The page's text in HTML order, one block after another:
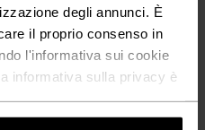
degli annunci. È
il proprio consenso in
l'informativa sui cookie
informativa sulla privacy è
Saldi estivi
% %
T-Shirt Da Running A
Maniche Lunghe Essential
Seamless